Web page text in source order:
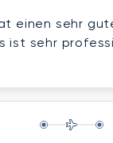
einen sehr
ist sehr